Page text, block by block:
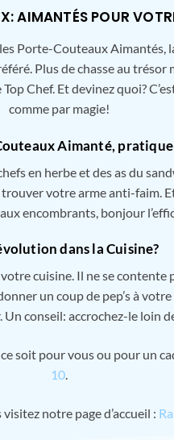
AIMANTÉS POUR
Porte-Couteaux
Plus de chasse au
Chef. Et devinez quoi?
comme par magie!
Aimanté, pratique
en herbe et des as du
votre arme anti-faim.
encombrants, bonjour
dans la Cuisine?
cuisine. Il ne se
un coup de pep’s à
Un conseil: accrochez-le loin
soit pour vous ou pour un
10.
notre page d’accueil :